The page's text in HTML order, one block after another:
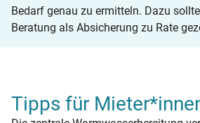
Bedarf genau zu ermitteln. Dazu
Beratung als Absicherung zu Rate
Tipps für